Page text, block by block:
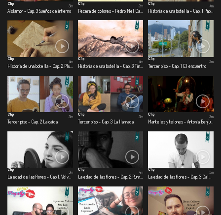
Clip
Aislamor - Cap. 3 Sueños de infierno
3m
Clip
Pecera de colores - Pedro Nel Cabrera
2m
Clip
4m
Clip
4m
Clip
Historia de una botella - Cap. 3 Tinta
4m
Clip
Tercer piso - Cap. 1 El encuentro
3m
Clip
Tercer piso - Cap. 2 La caída
3m
Clip
Tercer piso - Cap. 3 La llamada
3m
Clip
3m
Clip
La edad de las flores - Cap 1. Volver a creer
3m
Clip
La edad de las flores - Cap. 2 Rumbo
4m
Clip
La edad de las flores - Cap. 3 Calma
3m